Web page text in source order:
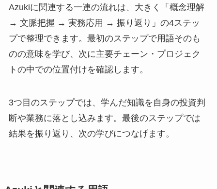
Azukiに関連する一連の流れは、大きく「概念理解
→ 文脈把握 → 実務応用 → 振り返り」の4ステッ
プで整理できます。最初のステップで用語そのも
のの意味を学び、次に主要チェーン・プロジェク
トの中での位置付けを確認します。
3つ目のステップでは、学んだ知識を自身の投資判
断や業務に落とし込みます。最後のステップでは
結果を振り返り、次の学びにつなげます。